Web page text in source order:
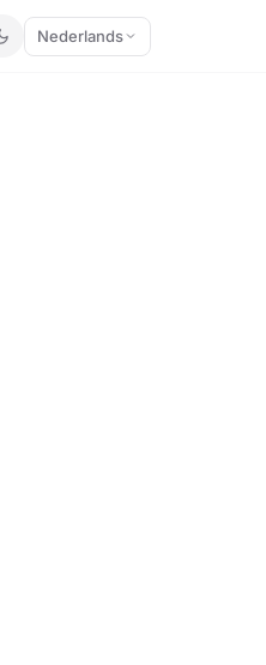
Nederlands